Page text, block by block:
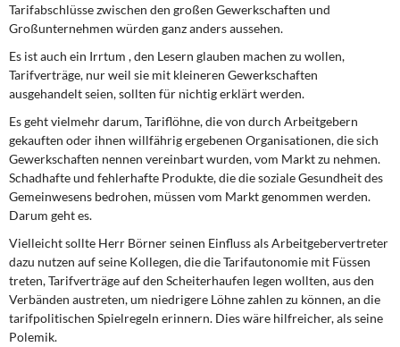
Tarifabschlüsse zwischen den großen Gewerkschaften und
Großunternehmen würden ganz anders aussehen.
Es ist auch ein Irrtum , den Lesern glauben machen zu wollen,
Tarifverträge, nur weil sie mit kleineren Gewerkschaften
ausgehandelt seien, sollten für nichtig erklärt werden.
Es geht vielmehr darum, Tariflöhne, die von durch Arbeitgebern
gekauften oder ihnen willfährig ergebenen Organisationen, die sich
Gewerkschaften nennen vereinbart wurden, vom Markt zu nehmen.
Schadhafte und fehlerhafte Produkte, die die soziale Gesundheit des
Gemeinwesens bedrohen, müssen vom Markt genommen werden.
Darum geht es.
Vielleicht sollte Herr Börner seinen Einfluss als Arbeitgebervertreter
dazu nutzen auf seine Kollegen, die die Tarifautonomie mit Füssen
treten, Tarifverträge auf den Scheiterhaufen legen wollten, aus den
Verbänden austreten, um niedrigere Löhne zahlen zu können, an die
tarifpolitischen Spielregeln erinnern. Dies wäre hilfreicher, als seine
Polemik.